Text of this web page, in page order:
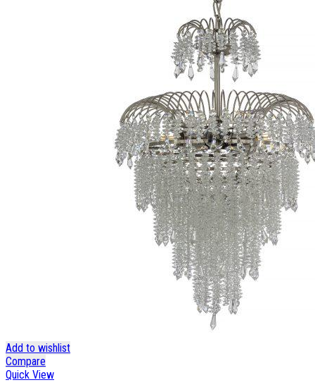
Add to wishlist
Compare
Quick View